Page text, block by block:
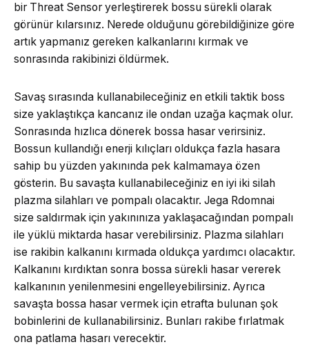
bir Threat Sensor yerleştirerek bossu sürekli olarak
görünür kılarsınız. Nerede olduğunu görebildiğinize göre
artık yapmanız gereken kalkanlarını kırmak ve
sonrasında rakibinizi öldürmek.
Savaş sırasında kullanabileceğiniz en etkili taktik boss
size yaklaştıkça kancanız ile ondan uzağa kaçmak olur.
Sonrasında hızlıca dönerek bossa hasar verirsiniz.
Bossun kullandığı enerji kılıçları oldukça fazla hasara
sahip bu yüzden yakınında pek kalmamaya özen
gösterin. Bu savaşta kullanabileceğiniz en iyi iki silah
plazma silahları ve pompalı olacaktır. Jega Rdomnai
size saldırmak için yakınınıza yaklaşacağından pompalı
ile yüklü miktarda hasar verebilirsiniz. Plazma silahları
ise rakibin kalkanını kırmada oldukça yardımcı olacaktır.
Kalkanını kırdıktan sonra bossa sürekli hasar vererek
kalkanının yenilenmesini engelleyebilirsiniz. Ayrıca
savaşta bossa hasar vermek için etrafta bulunan şok
bobinlerini de kullanabilirsiniz. Bunları rakibe fırlatmak
ona patlama hasarı verecektir.